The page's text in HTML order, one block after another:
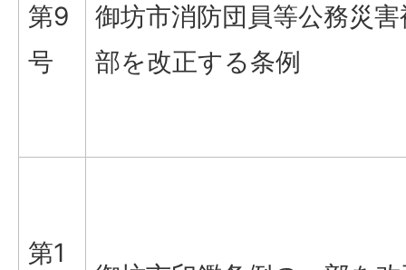
第9
号
御坊市消防団員等公務災
部を改正する条例
第1